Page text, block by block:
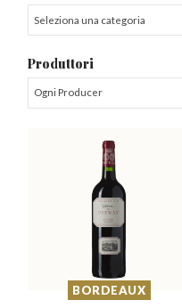
Seleziona una categoria
Produttori
Ogni Producer
BORDEAUX